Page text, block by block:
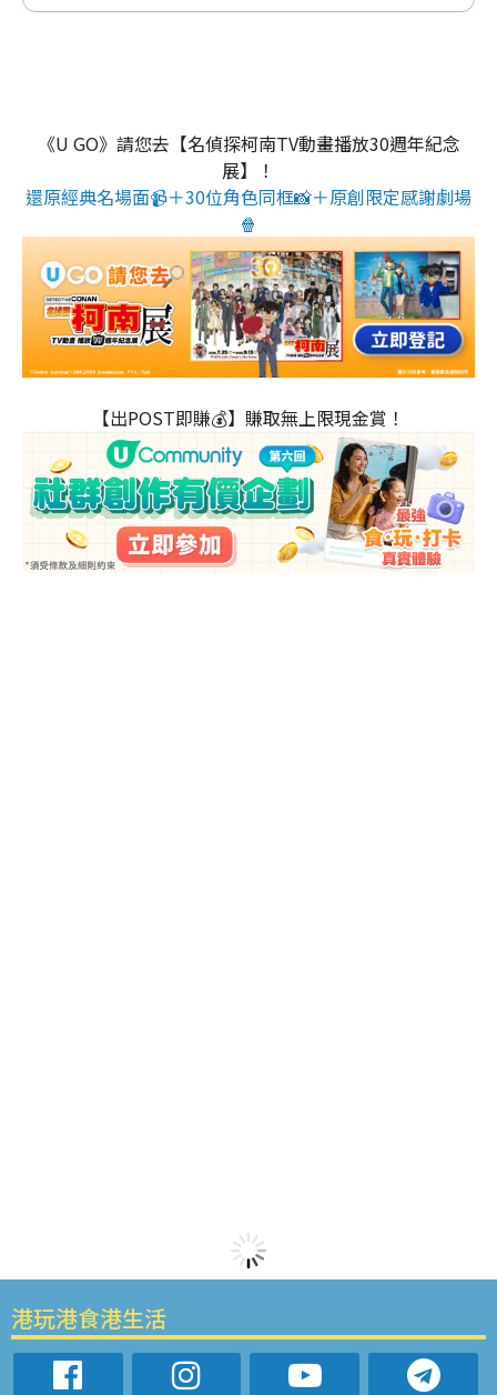
《U GO》請您去【名偵探柯南TV動畫播放30週年紀念
展】！
還原經典名場面📹＋30位角色同框📸＋原創限定感謝劇場
🍿
【出POST即賺💰】賺取無上限現金賞！
港玩港食港生活